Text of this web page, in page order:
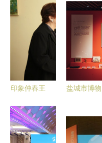
新华网与北
大共启全球
探寻计划
骚？山东蜂
蚁策划公司
以文艺策划
破局
印象仲春王
人画展成功
举办 文化
盐城市博物
特展即将开
展 文化艺